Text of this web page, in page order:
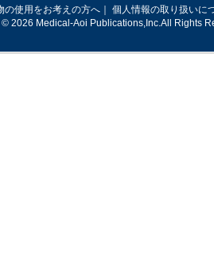
の使用をお考えの方へ ｜ 個人情報の取り扱いに
2026 Medical-Aoi Publications,Inc.All Rights